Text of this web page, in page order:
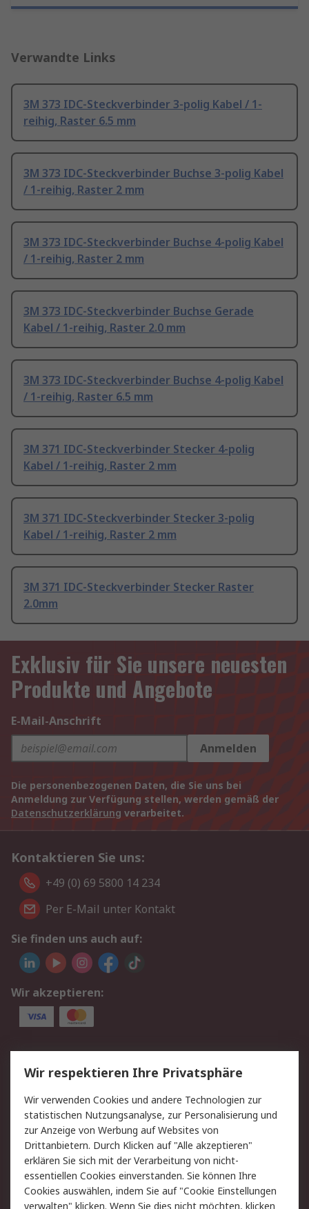
Verwandte Links
3M 373 IDC-Steckverbinder 3-polig Kabel / 1-
reihig, Raster 6.5 mm
3M 373 IDC-Steckverbinder Buchse 3-polig Kabel
/ 1-reihig, Raster 2 mm
3M 373 IDC-Steckverbinder Buchse 4-polig Kabel
/ 1-reihig, Raster 2 mm
3M 373 IDC-Steckverbinder Buchse Gerade
Kabel / 1-reihig, Raster 2.0 mm
3M 373 IDC-Steckverbinder Buchse 4-polig Kabel
/ 1-reihig, Raster 6.5 mm
3M 371 IDC-Steckverbinder Stecker 4-polig
Kabel / 1-reihig, Raster 2 mm
3M 371 IDC-Steckverbinder Stecker 3-polig
Kabel / 1-reihig, Raster 2 mm
3M 371 IDC-Steckverbinder Stecker Raster
2.0mm
Exklusiv für Sie unsere neuesten
Produkte und Angebote
E-Mail-Anschrift
Anmelden
Die personenbezogenen Daten, die Sie uns bei
Anmeldung zur Verfügung stellen, werden gemäß der
Datenschutzerklärung verarbeitet.
Kontaktieren Sie uns:
+49 (0) 69 5800 14 234
Per E-Mail unter Kontakt
Sie finden uns auch auf:
Wir akzeptieren:
Service
Value Added Services
Lieferlösungen
Rücksendungen
Kontakt
Hilfe
Privatkunden
Rechtliches
AGB
Datenschutz
Cookie-Richtlinie
Zahlungsbedingungen
Wir respektieren Ihre Privatsphäre
Wir verwenden Cookies und andere Technologien zur
statistischen Nutzungsanalyse, zur Personalisierung und
zur Anzeige von Werbung auf Websites von
Drittanbietern. Durch Klicken auf "Alle akzeptieren"
erklären Sie sich mit der Verarbeitung von nicht-
essentiellen Cookies einverstanden. Sie können Ihre
Cookies auswählen, indem Sie auf "Cookie Einstellungen
verwalten" klicken. Wenn Sie dies nicht möchten, klicken